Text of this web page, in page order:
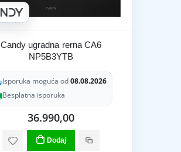
Candy ugradna rerna CA6
NP5B3YTB
Isporuka moguća od08.08.2026
Besplatna isporuka
36.990,00
Dodaj